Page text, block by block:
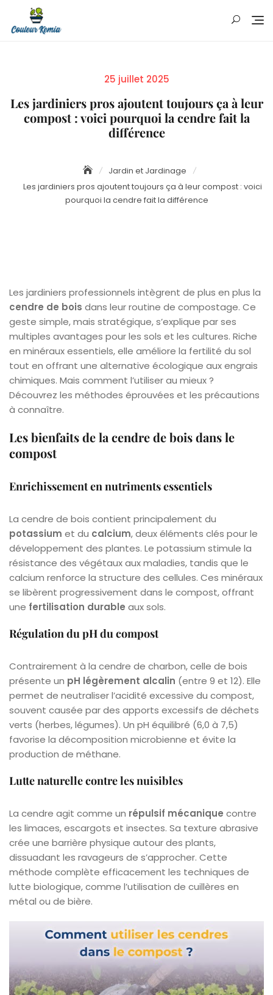
content
Posted
25 juillet 2025
Les jardiniers pros ajoutent toujours ça à leur
compost : voici pourquoi la cendre fait la
différence
Jardin et Jardinage
Les jardiniers pros ajoutent toujours ça à leur compost : voici
pourquoi la cendre fait la différence
Les jardiniers professionnels intègrent de plus en plus la
cendre de bois dans leur routine de compostage. Ce
geste simple, mais stratégique, s’explique par ses
multiples avantages pour les sols et les cultures. Riche
en minéraux essentiels, elle améliore la fertilité du sol
tout en offrant une alternative écologique aux engrais
chimiques. Mais comment l’utiliser au mieux ?
Découvrez les méthodes éprouvées et les précautions
à connaître.
Les bienfaits de la cendre de bois dans le
compost
Enrichissement en nutriments essentiels
La cendre de bois contient principalement du
potassium et du calcium, deux éléments clés pour le
développement des plantes. Le potassium stimule la
résistance des végétaux aux maladies, tandis que le
calcium renforce la structure des cellules. Ces minéraux
se libèrent progressivement dans le compost, offrant
une fertilisation durable aux sols.
Régulation du pH du compost
Contrairement à la cendre de charbon, celle de bois
présente un pH légèrement alcalin (entre 9 et 12). Elle
permet de neutraliser l’acidité excessive du compost,
souvent causée par des apports excessifs de déchets
verts (herbes, légumes). Un pH équilibré (6,0 à 7,5)
favorise la décomposition microbienne et évite la
production de méthane.
Lutte naturelle contre les nuisibles
La cendre agit comme un répulsif mécanique contre
les limaces, escargots et insectes. Sa texture abrasive
crée une barrière physique autour des plants,
dissuadant les ravageurs de s’approcher. Cette
méthode complète efficacement les techniques de
lutte biologique, comme l’utilisation de cuillères en
métal ou de bière.